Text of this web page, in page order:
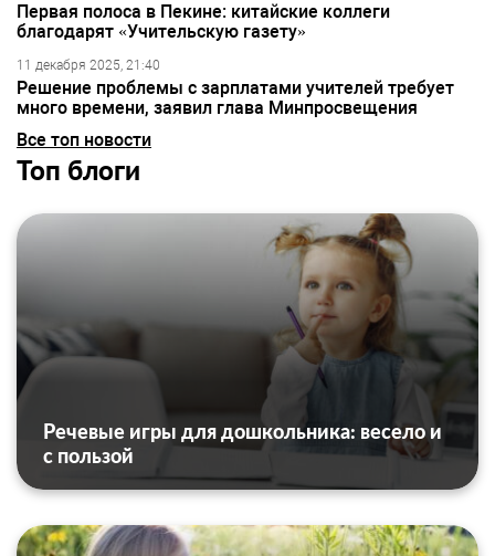
Первая полоса в Пекине: китайские коллеги
благодарят «Учительскую газету»
11 декабря 2025, 21:40
Решение проблемы с зарплатами учителей требует
много времени, заявил глава Минпросвещения
Все топ новости
Топ блоги
Речевые игры для дошкольника: весело и
с пользой